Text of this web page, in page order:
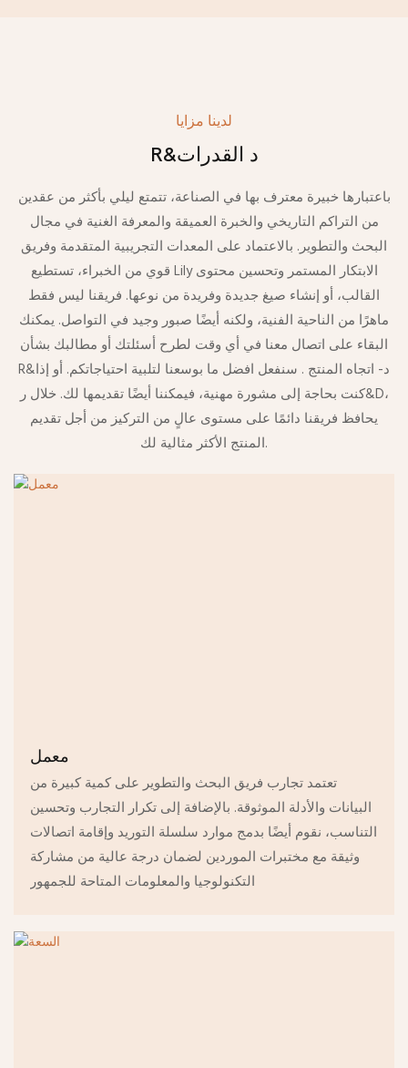
لدينا مزايا
R&د القدرات
باعتبارها خبيرة معترف بها في الصناعة، تتمتع ليلي بأكثر من عقدين
من التراكم التاريخي والخبرة العميقة والمعرفة الغنية في مجال
البحث والتطوير. بالاعتماد على المعدات التجريبية المتقدمة وفريق
قوي من الخبراء، تستطيع Lily الابتكار المستمر وتحسين محتوى
القالب، أو إنشاء صيغ جديدة وفريدة من نوعها. فريقنا ليس فقط
ماهرًا من الناحية الفنية، ولكنه أيضًا صبور وجيد في التواصل. يمكنك
البقاء على اتصال معنا في أي وقت لطرح أسئلتك أو مطالبك بشأن
R&د- اتجاه المنتج . سنفعل افضل ما بوسعنا لتلبية احتياجاتكم. أو إذا
كنت بحاجة إلى مشورة مهنية، فيمكننا أيضًا تقديمها لك. خلال ر&D،
يحافظ فريقنا دائمًا على مستوى عالٍ من التركيز من أجل تقديم
المنتج الأكثر مثالية لك.
معمل
تعتمد تجارب فريق البحث والتطوير على كمية كبيرة من
البيانات والأدلة الموثوقة. بالإضافة إلى تكرار التجارب وتحسين
التناسب، نقوم أيضًا بدمج موارد سلسلة التوريد وإقامة اتصالات
وثيقة مع مختبرات الموردين لضمان درجة عالية من مشاركة
التكنولوجيا والمعلومات المتاحة للجمهور